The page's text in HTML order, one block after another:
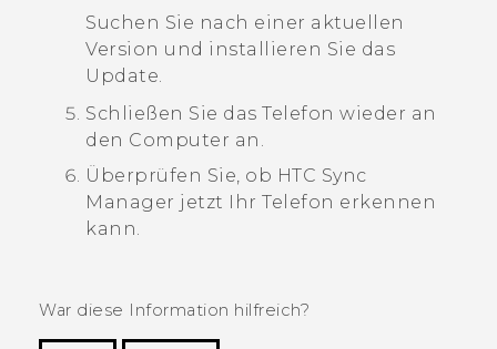
Suchen Sie nach einer aktuellen
Version und installieren Sie das
Update.
Schließen Sie das Telefon wieder an
den Computer an.
Überprüfen Sie, ob HTC Sync
Manager jetzt Ihr Telefon erkennen
kann.
War diese Information hilfreich?